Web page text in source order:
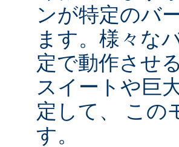
ンが特定のバ
ます。様々な
定で動作させ
スイートや巨
定して、 この
す。